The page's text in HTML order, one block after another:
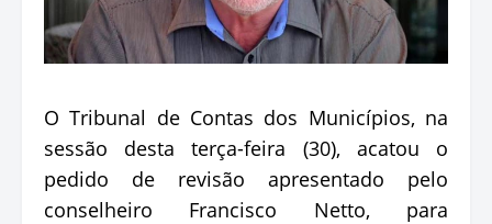
O Tribunal de Contas dos Municípios, na
sessão desta terça-feira (30), acatou o
pedido de revisão apresentado pelo
conselheiro Francisco Netto, para